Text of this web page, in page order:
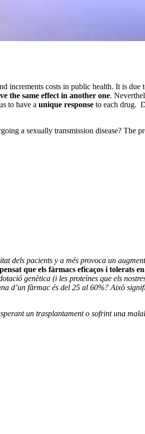
increments costs in public health. It is due
the same effect in another one.
to have a unique response to each drug.
a sexually transmission disease? The
dels pacients y a més provoca un
que els fàrmacs eficaços i tolerats
genètica (i les proteïnes que els
d’un fàrmac és del 25 al 60%? Això
un trasplantament o sofrint una